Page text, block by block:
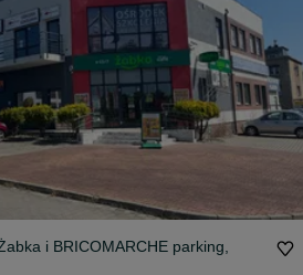
i BRICOMARCHE parking,